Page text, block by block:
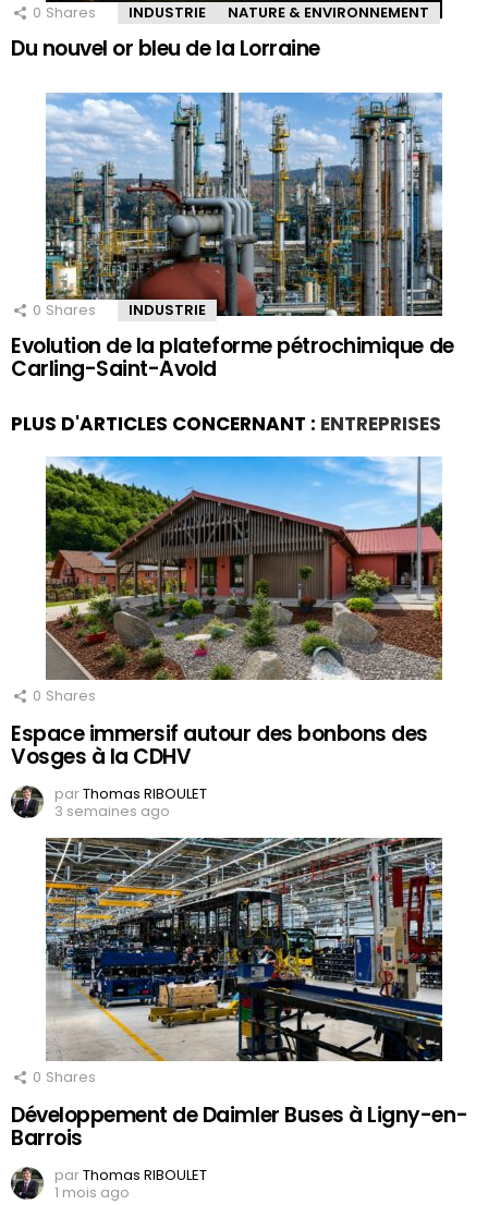
0 Shares INDUSTRIE NATURE & ENVIRONNEMENT
Du nouvel or bleu de la Lorraine
0 Shares INDUSTRIE
Evolution de la plateforme pétrochimique de
Carling-Saint-Avold
PLUS D'ARTICLES CONCERNANT : ENTREPRISES
0 Shares
Espace immersif autour des bonbons des
Vosges à la CDHV
parThomas RIBOULET
3 semaines ago
0 Shares
Développement de Daimler Buses à Ligny-en-
Barrois
parThomas RIBOULET
1 mois ago